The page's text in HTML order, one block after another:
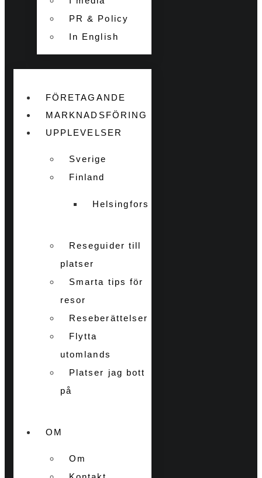
PR & Policy
In English
FÖRETAGANDE
MARKNADSFÖRING
UPPLEVELSER
Sverige
Finland
Helsingfors
Reseguider till
platser
Smarta tips för
resor
Reseberättelser
Flytta
utomlands
Platser jag bott
på
OM
Om